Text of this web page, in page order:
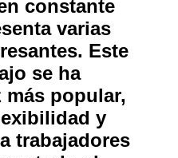
constante
varias
Este
se ha
más popular,
y
trabajadores